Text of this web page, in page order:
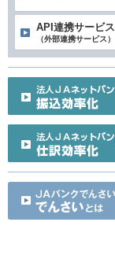
API連携サービス
（外部連携サービス）